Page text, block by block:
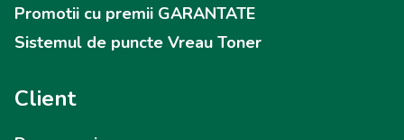
Promotii cu premii GARANTATE
Sistemul de puncte Vreau Toner
Client